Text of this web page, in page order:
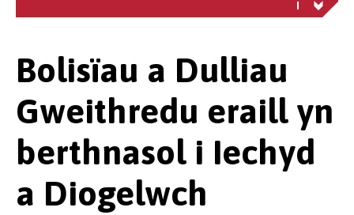
Bolisïau a Dulliau
Gweithredu eraill yn
berthnasol i Iechyd
a Diogelwch